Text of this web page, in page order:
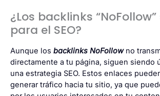
¿Los backlinks
para el SEO?
Aunque los backlinks NoFollowno
directamente a tu página, siguen siendo
una estrategia SEO. Estos enlaces
generar tráfico hacia tu sitio, ya que